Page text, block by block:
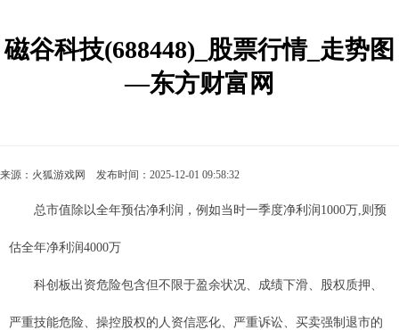
磁谷科技(688448)_股票行情_走势图
—东方财富网
来源： 火狐游戏网 发布时间：2025-12-01 09:58:32
总市值除以全年预估净利润，例如当时一季度净利润1000万,则预
估全年净利润4000万
科创板出资危险包含但不限于盈余状况、成绩下滑、股权质押、
严重技能危险、操控股权的人资信恶化、严重诉讼、买卖强制退市的